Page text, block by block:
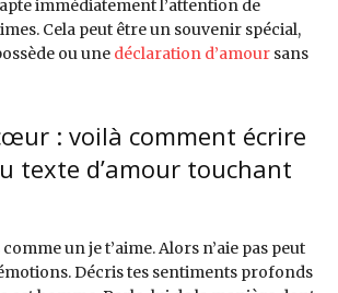
immédiatement l’attention de
Cela peut être un souvenir spécial,
ou une déclaration d’amour sans
: voilà comment écrire
texte d’amour touchant
comme un je t’aime. Alors n’aie pas peut
Décris tes sentiments profonds